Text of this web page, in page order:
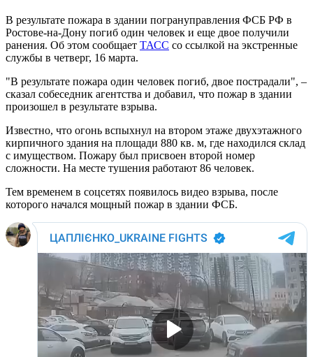
В результате пожара в здании погрануправления ФСБ РФ в
Ростове-на-Дону погиб один человек и еще двое получили
ранения. Об этом сообщает ТАСС со ссылкой на экстренные
службы в четверг, 16 марта.
"В результате пожара один человек погиб, двое пострадали", –
сказал собеседник агентства и добавил, что пожар в здании
произошел в результате взрыва.
Известно, что огонь вспыхнул на втором этаже двухэтажного
кирпичного здания на площади 880 кв. м, где находился склад
с имуществом. Пожару был присвоен второй номер
сложности. На месте тушения работают 86 человек.
Тем временем в соцсетях появилось видео взрыва, после
которого начался мощный пожар в здании ФСБ.